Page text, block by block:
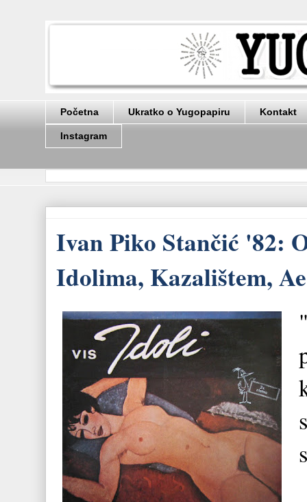
Početna Ukratko o Yugopapiru Kontakt
Instagram
Ivan Piko Stančić '82:
Idolima, Kazalištem,